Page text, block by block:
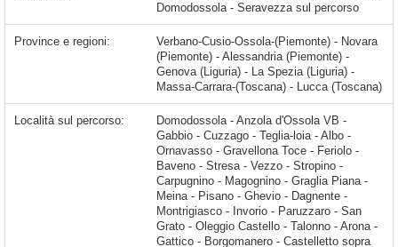
Domodossola - Seravezza sul percorso
Province e regioni:
Verbano-Cusio-Ossola-(Piemonte) - Novara
(Piemonte) - Alessandria (Piemonte) -
Genova (Liguria) - La Spezia (Liguria) -
Massa-Carrara-(Toscana) - Lucca (Toscana)
Località sul percorso: Domodossola - Anzola d'Ossola VB - Gabbio - Cuzzago - Teglia-loia - Albo - Ornavasso - Gravellona Toce - Feriolo - Baveno - Stresa - Vezzo - Stropino - Carpugnino - Magognino - Graglia Piana - Meina - Pisano - Ghevio - Dagnente - Montrigiasco - Invorio - Paruzzaro - San Grato - Oleggio Castello - Talonno - Arona - Gattico - Borgomanero - Castelletto sopra Ticino - Novara - Cameriano - Terranova - Ticineto - Alessandria - Castellazzo Bormida - Ovada - Campo Ligure